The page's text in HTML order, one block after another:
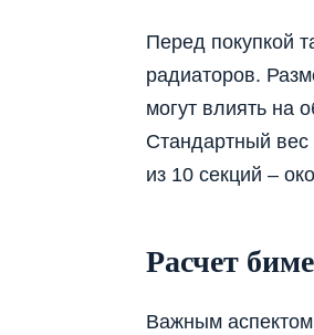
Перед покупкой
радиаторов.
могут влиять на
Стандартный вес
из 10 секций –
Расчет
Важным аспектом